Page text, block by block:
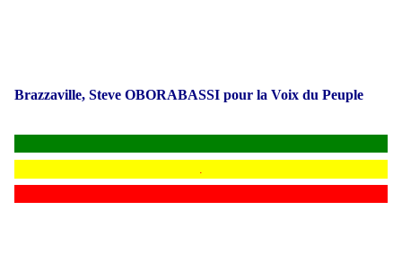
Brazzaville, Steve OBORABASSI pour la Voix du Peuple
.